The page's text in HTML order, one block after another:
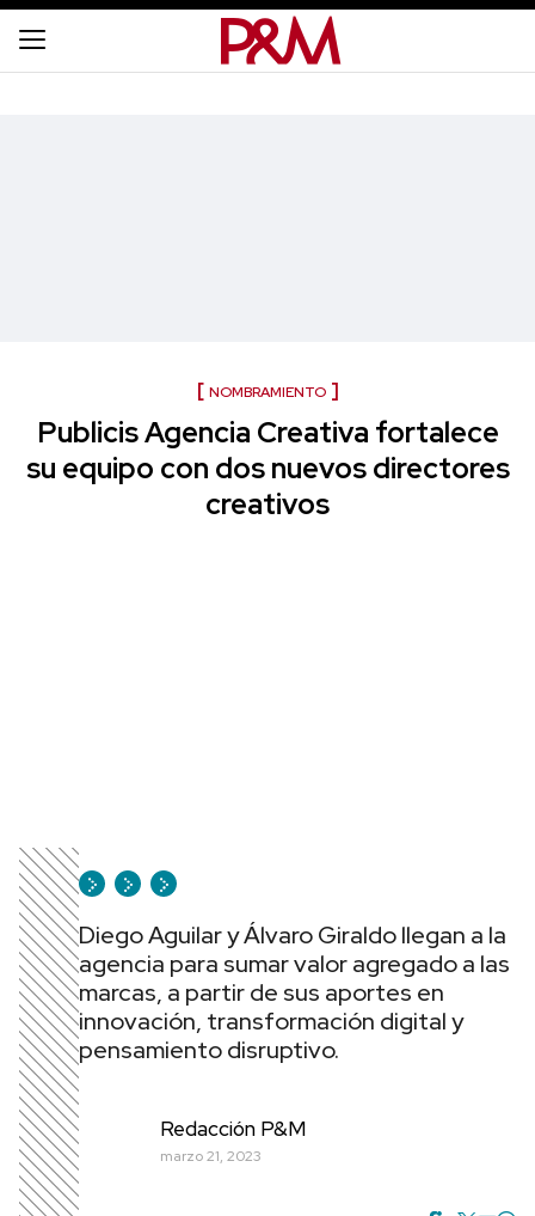
NOMBRAMIENTO
Publicis Agencia Creativa fortalece
su equipo con dos nuevos directores
creativos
Diego Aguilar y Álvaro Giraldo llegan a la
agencia para sumar valor agregado a las
marcas, a partir de sus aportes en
innovación, transformación digital y
pensamiento disruptivo.
Redacción P&M
marzo 21, 2023